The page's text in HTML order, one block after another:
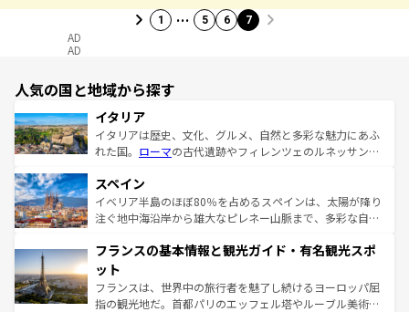
1 … 5 6 7
AD
AD
人気の国と地域から探す
イタリア
イタリアは歴史、文化、グルメ、自然と多彩な魅力にあふ
れた国。 ローマの古代遺跡やフィレンツェのルネッサンス
ろん、トスカーナの美しい田園風景やアマルフィ海岸の絶
景など、自然景観も見逃せない。観光の合間には、本場の
ピザやパスタなど、絶品のイタリア料理を堪能することも
ませてくれるイタリアで、忘れられない旅をしてみよう！
なお、新着のイタリア情報は
しい。
スペイン
イベリア半島のほぼ80％を占めるスペインは、太陽が降り
注ぐ地中海沿岸から雄大なピレネー山脈まで、多彩な自然
文化が根付くこの国では、情熱的なフラメンコ、熱気あふ
れる闘牛、そして美味しいタパスが生活の一部となってい
る。首都マドリードの洗練された雰囲気や、バルセロナの
アートに溢れた街角から、地方では古代ローマ遺跡や中世
フランスの基本情報と観光ガイド・有名観光スポ
ット
フランスは、世界中の旅行者を魅了し続けるヨーロッパ屈
指の観光地だ。首都パリのエッフェル塔やルーブル美術館